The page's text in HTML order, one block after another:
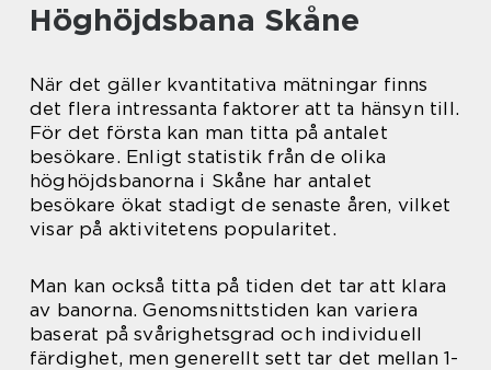
Höghöjdsbana Skåne
När det gäller kvantitativa mätningar finns
det flera intressanta faktorer att ta hänsyn till.
För det första kan man titta på antalet
besökare. Enligt statistik från de olika
höghöjdsbanorna i Skåne har antalet
besökare ökat stadigt de senaste åren, vilket
visar på aktivitetens popularitet.
Man kan också titta på tiden det tar att klara
av banorna. Genomsnittstiden kan variera
baserat på svårighetsgrad och individuell
färdighet, men generellt sett tar det mellan 1-